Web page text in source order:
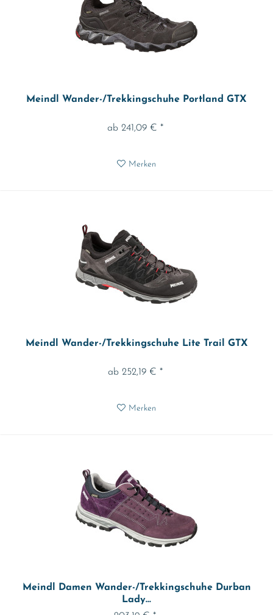
Meindl Wander-/Trekkingschuhe Portland GTX
ab 241,09 € *
Merken
Meindl Wander-/Trekkingschuhe Lite Trail GTX
ab 252,19 € *
Merken
Meindl Damen Wander-/Trekkingschuhe Durban
Lady...